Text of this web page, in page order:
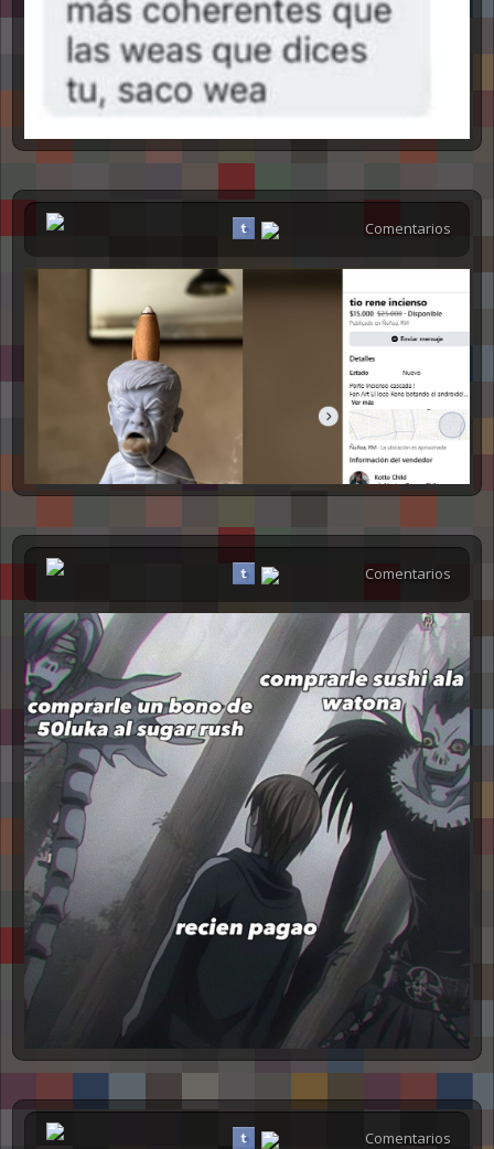
Comentarios
Comentarios
Comentarios